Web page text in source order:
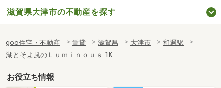
滋賀県大津市の不動産を探す
goo住宅・不動産 賃貸 滋賀県 大津市
和邇駅
湖とそよ風のＬｕｍｉｎｏｕｓ 1K
お役立ち情報